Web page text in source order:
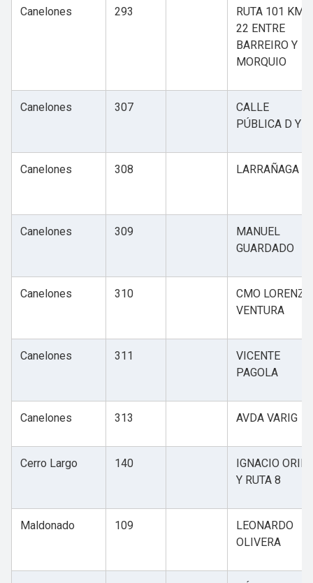
Canelones 293
RUTA 101 KM
22 ENTRE
BARREIRO Y
MORQUIO
Canelones 307
CALLE
PÚBLICA D Y F
Canelones 308 LARRAÑAGA
Canelones 309
MANUEL
GUARDADO
Canelones 310
CMO LORENZO
VENTURA
Canelones 311
VICENTE
PAGOLA
Canelones 313 AVDA VARIG
Cerro Largo 140
IGNACIO ORIBE
Y RUTA 8
Maldonado 109
LEONARDO
OLIVERA